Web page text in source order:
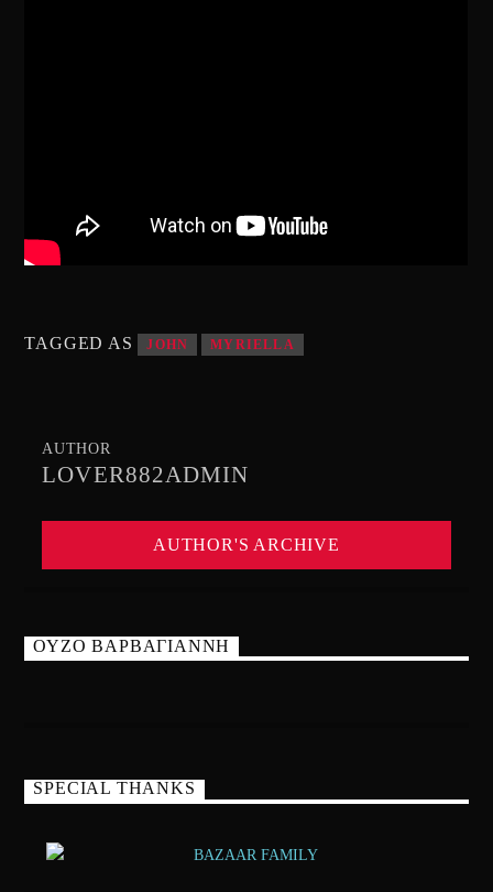
TAGGED AS JOHN MYRIELLA
AUTHOR
LOVER882ADMIN
AUTHOR'S ARCHIVE
ΟΥΖΟ ΒΑΡΒΑΓΙΑΝΝΗ
SPECIAL THANKS